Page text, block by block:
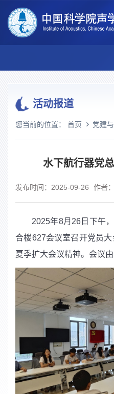
活动报道
您当前的位置： 首页 党建
水下航行器党
发布时间：2025-09-26 作者
2025年8月 26 日下午
合楼627会议室召开党员
夏季扩大会议精神。会议由